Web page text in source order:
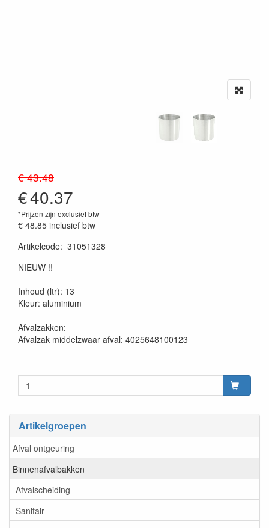
Artikelgroepen
Afval ontgeuring
Binnenafvalbakken
Afvalscheiding
Sanitair
€ 43.48
€40.37
*Prijzen zijn exclusief btw
€ 48.85 inclusief btw
Artikelcode: 31051328
NIEUW !!
Inhoud (ltr): 13
Kleur: aluminium
Afvalzakken:
Afvalzak middelzwaar afval: 4025648100123